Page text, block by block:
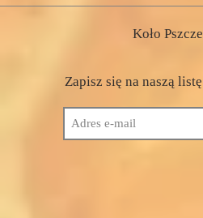
Koło
Zapisz się na naszą